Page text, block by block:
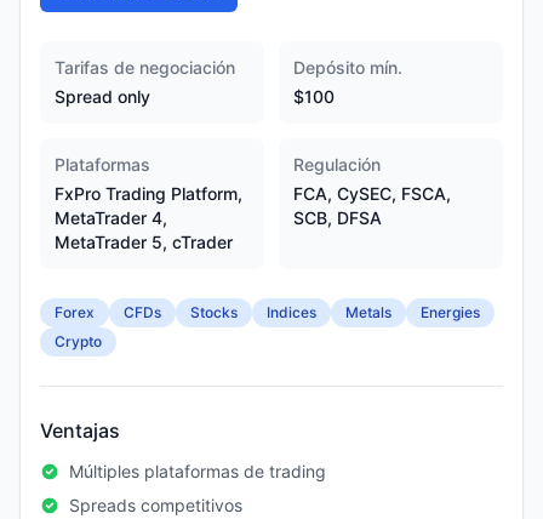
Tarifas de negociación
Spread only
Depósito mín.
$100
Plataformas
FxPro Trading Platform,
MetaTrader 4,
MetaTrader 5, cTrader
Regulación
FCA, CySEC, FSCA,
SCB, DFSA
Forex CFDs Stocks Indices Metals
Energies
Crypto
Ventajas
Múltiples plataformas de trading
Spreads competitivos